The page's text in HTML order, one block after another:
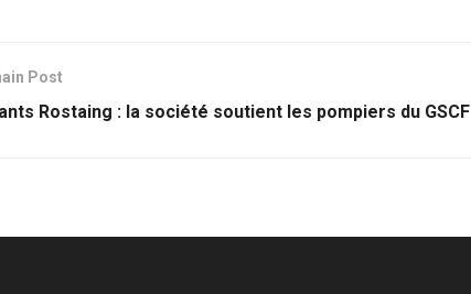
Post
Rostaing : la société soutient les pompiers du GSCF